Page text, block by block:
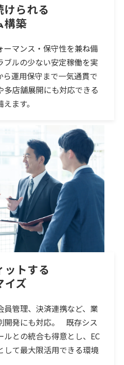
られる
構築
ーマンス・保守性を兼ね備
ブルの少ない安定稼働を実
運用保守まで一気通貫で
多店舗展開にも対応できる
ます。
ットする
イズ
員管理、決済連携など、業
開発にも対応。 既存シス
との統合も得意とし、EC
して最大限活用できる環境